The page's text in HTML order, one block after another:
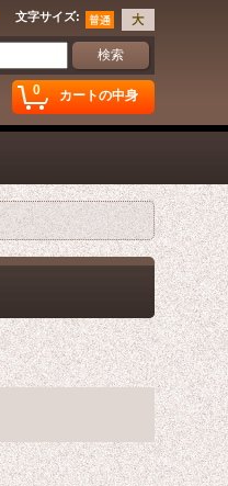
文字サイズ:
0 カートの中身